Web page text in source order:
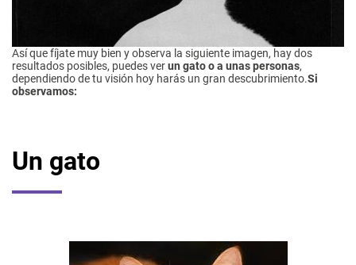
Así que fíjate muy bien y observa la siguiente imagen, hay dos
resultados posibles, puedes verun gato o a unas personas,
dependiendo de tu visión hoy harás un gran descubrimiento.Si
observamos:
Un gato